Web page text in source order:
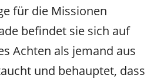
für die Missionen
befindet sie sich auf
Achten als jemand aus
und behauptet, dass